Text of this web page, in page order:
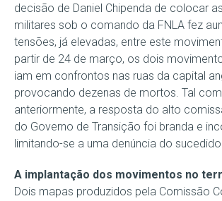
decisão de Daniel Chipenda de colocar
militares sob o comando da FNLA fez
tensões, já elevadas, entre este
partir de 24 de março, os dois
iam em confrontos nas ruas da capital
provocando dezenas de mortos. Tal
anteriormente, a resposta do alto
do Governo de Transição foi branda e
limitando-se a uma denúncia do
A implantação dos movimentos no
Dois mapas produzidos pela Comissão